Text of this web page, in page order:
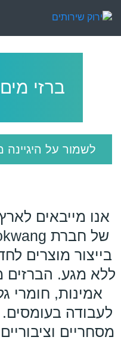
ברזי
לשמור על
אנו מייבאים
בייצור מוצרים
ללא מגע. הברזים
אמינות, חומרי
לעבודה
מסחריים